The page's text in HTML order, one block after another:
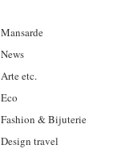
Mansarde
News
Arte etc.
Eco
Fashion & Bijuterie
Design travel